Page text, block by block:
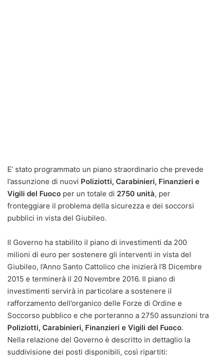
E’ stato programmato un piano straordinario che prevede
l’assunzione di nuovi Poliziotti, Carabinieri, Finanzieri e
Vigili del Fuoco per un totale di 2750 unità, per
fronteggiare il problema della sicurezza e dei soccorsi
pubblici in vista del Giubileo.
Il Governo ha stabilito il piano di investimenti da 200
milioni di euro per sostenere gli interventi in vista del
Giubileo, l’Anno Santo Cattolico che inizierà l’8 Dicembre
2015 e terminerà il 20 Novembre 2016. Il piano di
investimenti servirà in particolare a sostenere il
rafforzamento dell’organico delle Forze di Ordine e
Soccorso pubblico e che porteranno a 2750 assunzioni tra
Poliziotti, Carabinieri, Finanzieri e Vigili del Fuoco.
Nella relazione del Governo è descritto in dettaglio la
suddivisione dei posti disponibili, così ripartiti: